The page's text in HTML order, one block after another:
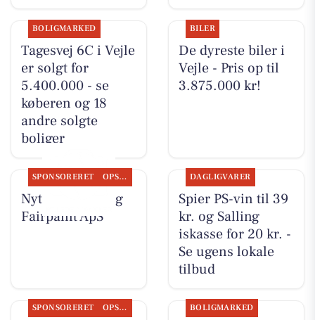
BOLIGMARKED
Tagesvej 6C i Vejle
er solgt for
5.400.000 - se
køberen og 18
andre solgte
boliger
BILER
De dyreste biler i
Vejle - Pris op til
3.875.000 kr!
SPONSORERET OPSLAGSTAVLEN
Nyt fra LeneS og
Fairpaint ApS
DAGLIGVARER
Spier PS-vin til 39
kr. og Salling
iskasse for 20 kr. -
Se ugens lokale
tilbud
SPONSORERET OPSLAGSTAVLEN BOLIGMARKED